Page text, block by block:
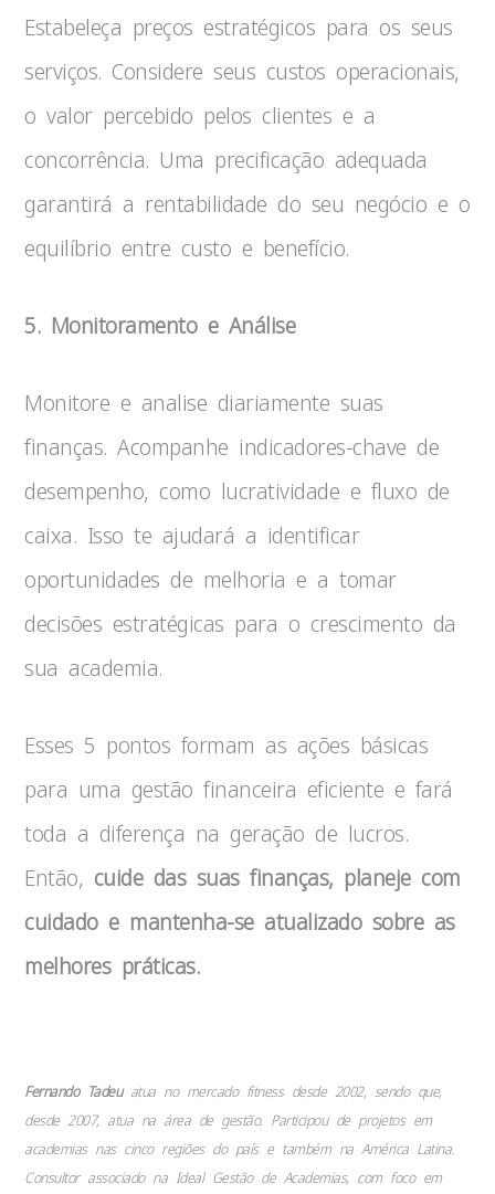
Estabeleça preços estratégicos para os seus
serviços. Considere seus custos operacionais,
o valor percebido pelos clientes e a
concorrência. Uma precificação adequada
garantirá a rentabilidade do seu negócio e o
equilíbrio entre custo e benefício.
5. Monitoramento e Análise
Monitore e analise diariamente suas
finanças. Acompanhe indicadores-chave de
desempenho, como lucratividade e fluxo de
caixa. Isso te ajudará a identificar
oportunidades de melhoria e a tomar
decisões estratégicas para o crescimento da
sua academia.
Esses 5 pontos formam as ações básicas
para uma gestão financeira eficiente e fará
toda a diferença na geração de lucros.
Então, cuide das suas finanças, planeje com
cuidado e mantenha-se atualizado sobre as
melhores práticas.
Fernando Tadeu atua no mercado fitness desde 2002, sendo que,
desde 2007, atua na área de gestão. Participou de projetos em
academias nas cinco regiões do país e também na América Latina.
Consultor associado na Ideal Gestão de Academias, com foco em